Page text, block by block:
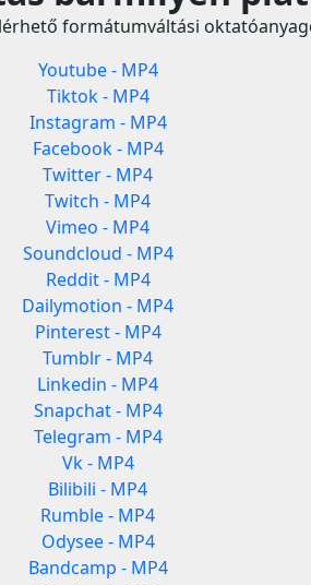
formátumváltási
Youtube - MP4
Tiktok - MP4
Instagram - MP4
Facebook - MP4
Twitter - MP4
Twitch - MP4
Vimeo - MP4
Soundcloud - MP4
Reddit - MP4
Dailymotion - MP4
Pinterest - MP4
Tumblr - MP4
Linkedin - MP4
Snapchat - MP4
Telegram - MP4
Vk - MP4
Bilibili - MP4
Rumble - MP4
Odysee - MP4
Bandcamp - MP4